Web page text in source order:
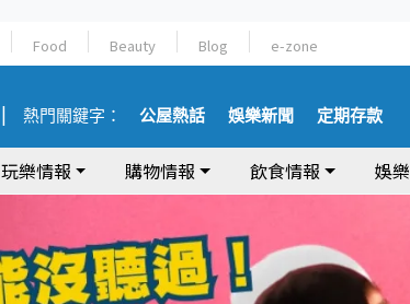
Food Beauty Blog e-zone
熱門關鍵字： 公屋熱話 娛樂新聞 定期存款
玩樂情報 購物情報 飲食情報 娛樂